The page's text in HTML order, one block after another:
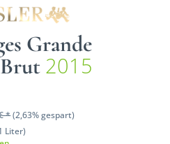
Grande
2015
*(2,63% gespart)
Liter)